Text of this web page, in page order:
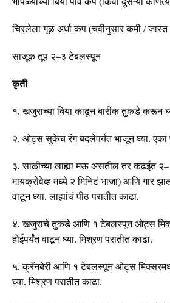
चिरलेला गूळ अर्धा कप (चवीनुसार कमी /जास्त
साजूक तूप २–३ टेबलस्पून
कृती
१.खजुराच्या बिया काढून बारीक तुकडे करून
२. ओट्स सुकेच रंग बदलेपर्यंत भाजून घ्या.एका
३.साळीच्या लाह्या मऊ असतील तर कढईत २–
मायक्रोवेव्ह मध्ये २ मिनिटं भाजा) आणि गार
वाटून घ्या.लाह्यांचं पीठ परातीत काढा.
४.खजुराचे तुकडे आणि १ टेबलस्पून ओट्स
होईपर्यंत वाटून घ्या.मिश्रण परातीत काढा.
५.क्रॅनबेरी आणि १ टेबलस्पून ओट्स
घ्या.मिश्रण परातीत काढा.